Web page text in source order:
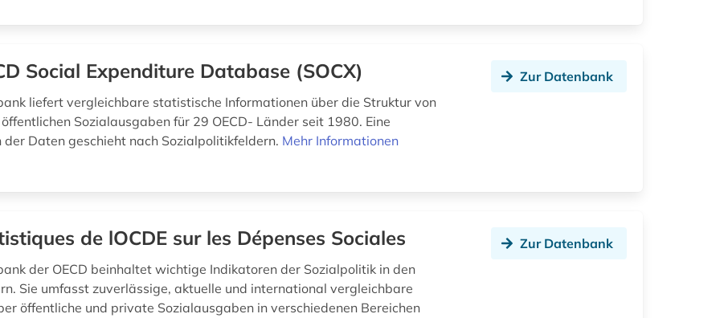
Social Expenditure Database (SOCX)
liefert vergleichbare statistische Informationen über die Struktur von
Sozialausgaben für 29 OECD- Länder seit 1980. Eine
der Daten geschieht nach Sozialpolitikfeldern. Mehr Informationen
Zur Datenbank
de lOCDE sur les Dépenses Sociales
der OECD beinhaltet wichtige Indikatoren der Sozialpolitik in den
Sie umfasst zuverlässige, aktuelle und international vergleichbare
öffentliche und private Sozialausgaben in verschiedenen Bereichen
Zur Datenbank